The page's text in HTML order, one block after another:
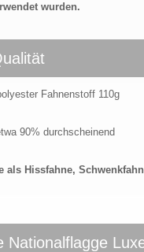
wurden.
Fahnenstoff 110g
90% durchscheinend
als Hissfahne,
Nationalflagge